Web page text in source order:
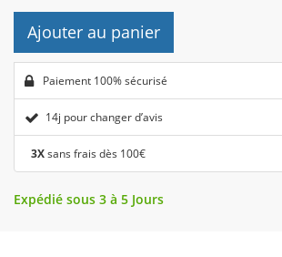
Ajouter au panier
Paiement 100% sécurisé
14j pour changer d’avis
3Xsans frais dès 100€
Expédié sous 3 à 5 Jours